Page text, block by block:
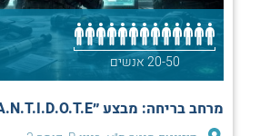
20-50 אנשים
מרחב בריחה: מבצע ״A.N.T.I.D.O.T.E״ |תל אביב|